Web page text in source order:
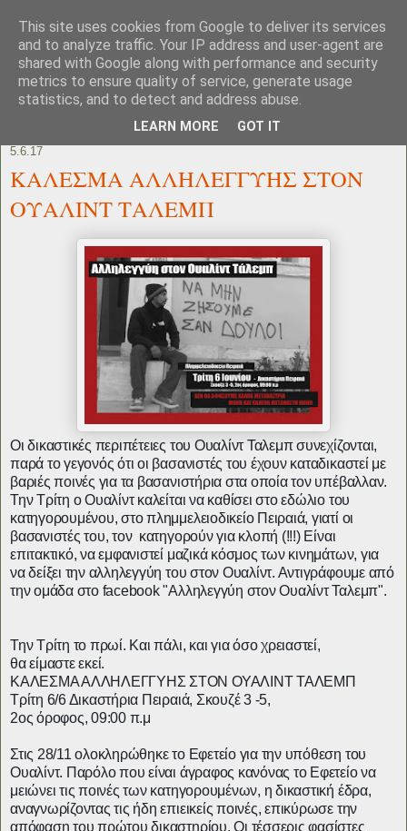
5.6.17
ΚΑΛΕΣΜΑ ΑΛΛΗΛΕΓΓΥΗΣ ΣΤΟΝ
ΟΥΑΛΙΝΤ ΤΑΛΕΜΠ
Οι δικαστικές περιπέτειες του Ουαλίντ Ταλεμπ συνεχίζονται,
παρά το γεγονός ότι οι βασανιστές του έχουν καταδικαστεί με
βαριές ποινές για τα βασανιστήρια στα οποία τον υπέβαλλαν.
Την Τρίτη ο Ουαλίντ καλείται να καθίσει στο εδώλιο του
κατηγορουμένου, στο πλημμελειοδικείο Πειραιά, γιατί οι
βασανιστές του, τον κατηγορούν για κλοπή (!!!) Είναι
επιτακτικό, να εμφανιστεί μαζικά κόσμος των κινημάτων, για
να δείξει την αλληλεγγύη του στον Ουαλίντ. Αντιγράφουμε από
την ομάδα στο facebook "Αλληλεγγύη στον Ουαλίντ Ταλεμπ".
Την Τρίτη το πρωί. Και πάλι, και για όσο χρειαστεί,
θα είμαστε εκεί.
ΚΑΛΕΣΜΑ ΑΛΛΗΛΕΓΓΥΗΣ ΣΤΟΝ ΟΥΑΛΙΝΤ ΤΑΛΕΜΠ
Τρίτη 6/6 Δικαστήρια Πειραιά, Σκουζέ 3 -5,
2ος όροφος, 09:00 π.μ
Στις 28/11 ολοκληρώθηκε το Εφετείο για την υπόθεση του
Ουαλίντ. Παρόλο που είναι άγραφος κανόνας το Εφετείο να
μειώνει τις ποινές των κατηγορουμένων, η δικαστική έδρα,
αναγνωρίζοντας τις ήδη επιεικείς ποινές, επικύρωσε την
απόφαση του πρώτου δικαστηρίου. Οι τέσσερις φασίστες
This site uses cookies from Google to deliver its services
and to analyze traffic. Your IP address and user-agent are
shared with Google along with performance and security
metrics to ensure quality of service, generate usage
statistics, and to detect and address abuse.
LEARN MORE GOT IT